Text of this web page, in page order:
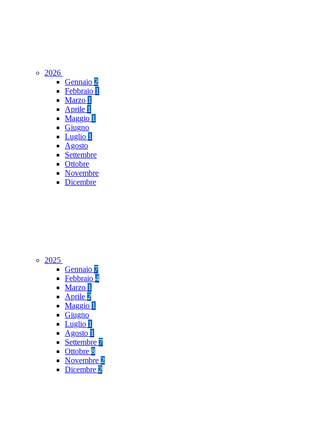
2026
Gennaio 2
Febbraio 1
Marzo 1
Aprile 1
Maggio 1
Giugno
Luglio 1
Agosto
Settembre
Ottobre
Novembre
Dicembre
2025
Gennaio 7
Febbraio 4
Marzo 1
Aprile 2
Maggio 1
Giugno
Luglio 1
Agosto 1
Settembre 7
Ottobre 8
Novembre 2
Dicembre 2